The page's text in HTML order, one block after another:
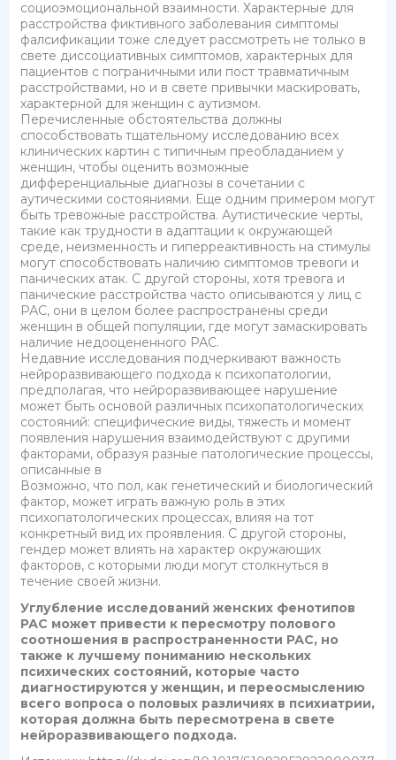
социоэмоциональной взаимности. Характерные для
расстройства фиктивного заболевания симптомы
фалсификации тоже следует рассмотреть не только в
свете диссоциативных симптомов, характерных для
пациентов с пограничными или пост травматичным
расстройствами, но и в свете привычки маскировать,
характерной для женщин с аутизмом.
Перечисленные обстоятельства должны
способствовать тщательному исследованию всех
клинических картин с типичным преобладанием у
женщин, чтобы оценить возможные
дифференциальные диагнозы в сочетании с
аутическими состояниями. Еще одним примером могут
быть тревожные расстройства. Аутистические черты,
такие как трудности в адаптации к окружающей
среде, неизменность и гиперреактивность на стимулы
могут способствовать наличию симптомов тревоги и
панических атак. С другой стороны, хотя тревога и
панические расстройства часто описываются у лиц с
РАС, они в целом более распространены среди
женщин в общей популяции, где могут замаскировать
наличие недооцененного РАС.
Недавние исследования подчеркивают важность
нейроразвивающего подхода к психопатологии,
предполагая, что нейроразвивающее нарушение
может быть основой различных психопатологических
состояний: специфические виды, тяжесть и момент
появления нарушения взаимодействуют с другими
факторами, образуя разные патологические процессы,
описанные в
Возможно, что пол, как генетический и биологический
фактор, может играть важную роль в этих
психопатологических процессах, влияя на тот
конкретный вид их проявления. С другой стороны,
гендер может влиять на характер окружающих
факторов, с которыми люди могут столкнуться в
течение своей жизни.
Углубление исследований женских фенотипов
РАС может привести к пересмотру полового
соотношения в распространенности РАС, но
также к лучшему пониманию нескольких
психических состояний, которые часто
диагностируются у женщин, и переосмыслению
всего вопроса о половых различиях в психиатрии,
которая должна быть пересмотрена в свете
нейроразвивающего подхода.